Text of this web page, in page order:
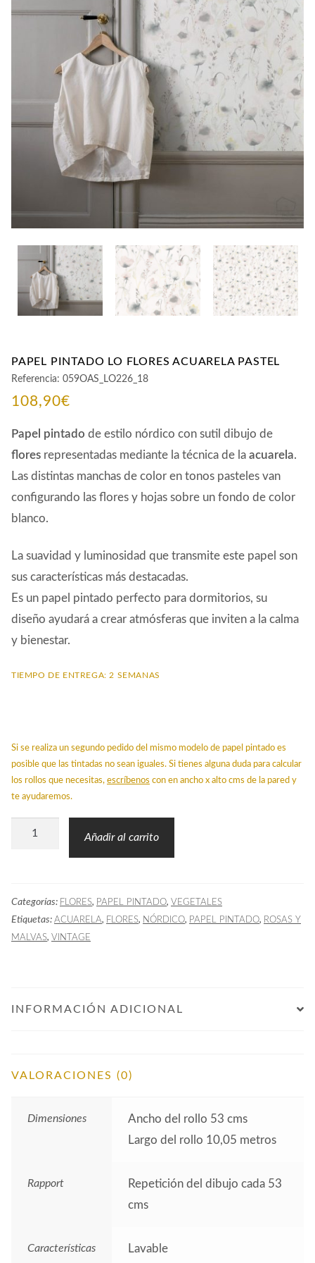
CONTACTO
PAPEL PINTADO LO FLORES ACUARELA PASTEL
Referencia: 059OAS_LO226_18
108,90€
Papel pintado de estilo nórdico con sutil dibujo de
flores representadas mediante la técnica de la acuarela.
Las distintas manchas de color en tonos pasteles van
configurando las flores y hojas sobre un fondo de color
blanco.
La suavidad y luminosidad que transmite este papel son
sus características más destacadas.
Es un papel pintado perfecto para dormitorios, su
diseño ayudará a crear atmósferas que inviten a la calma
y bienestar.
TIEMPO DE ENTREGA: 2 SEMANAS
Si se realiza un segundo pedido del mismo modelo de papel pintado es
posible que las tintadas no sean iguales. Si tienes alguna duda para calcular
los rollos que necesitas, escríbenos con en ancho x alto cms de la pared y
te ayudaremos.
Papel
Acuarela
Pastel
cantidad
Añadir al carrito
Categorías: FLORES, PAPEL PINTADO, VEGETALES
Etiquetas: ACUARELA, FLORES, NÓRDICO, PAPEL PINTADO, ROSAS Y
MALVAS, VINTAGE
INFORMACIÓN ADICIONAL
VALORACIONES (0)
Dimensiones
Ancho del rollo 53 cms
Largo del rollo 10,05 metros
Rapport
Repetición del dibujo cada 53
cms
Características Lavable